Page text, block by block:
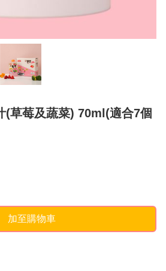
(草莓及蔬菜) 70ml(適合7個
加至購物車